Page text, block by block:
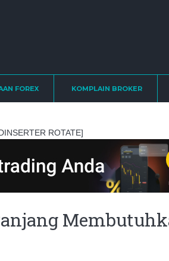
FOREX KOMPLAIN BROKER
ROTATE]